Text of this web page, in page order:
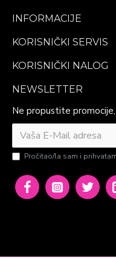
INFORMACIJE
KORISNIČKI SERVIS
KORISNIČKI NALOG
NEWSLETTER
Ne propustite
Pročitao/la sam i